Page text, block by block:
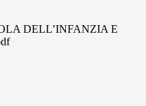
DELL’INFANZIA E